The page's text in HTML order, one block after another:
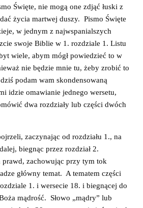
Święte, nie mogą one zdjąć łuski z
życia martwej duszy. Pismo Święte
w jednym z najwspanialszych
swoje Biblie w 1. rozdziale 1. Listu
wiele, abym mógł powiedzieć to w
nie będzie mnie tu, żeby zrobić to
podam wam skondensowaną
idzie omawianie jednego wersetu,
dwa rozdziały lub części dwóch
zaczynając od rozdziału 1., na
biegnąc przez rozdział 2.
zachowując przy tym tok
główny temat. A tematem części
1. i wersecie 18. i biegnącej do
mądrość. Słowo „mądry” lub